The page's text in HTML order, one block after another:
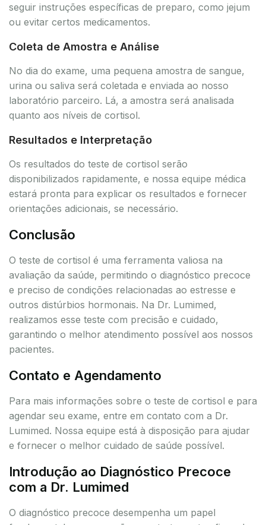
seguir instruções específicas de preparo, como jejum
ou evitar certos medicamentos.
Coleta de Amostra e Análise
No dia do exame, uma pequena amostra de sangue,
urina ou saliva será coletada e enviada ao nosso
laboratório parceiro. Lá, a amostra será analisada
quanto aos níveis de cortisol.
Resultados e Interpretação
Os resultados do teste de cortisol serão
disponibilizados rapidamente, e nossa equipe médica
estará pronta para explicar os resultados e fornecer
orientações adicionais, se necessário.
Conclusão
O teste de cortisol é uma ferramenta valiosa na
avaliação da saúde, permitindo o diagnóstico precoce
e preciso de condições relacionadas ao estresse e
outros distúrbios hormonais. Na Dr. Lumimed,
realizamos esse teste com precisão e cuidado,
garantindo o melhor atendimento possível aos nossos
pacientes.
Contato e Agendamento
Para mais informações sobre o teste de cortisol e para
agendar seu exame, entre em contato com a Dr.
Lumimed. Nossa equipe está à disposição para ajudar
e fornecer o melhor cuidado de saúde possível.
Introdução ao Diagnóstico Precoce
com a Dr. Lumimed
O diagnóstico precoce desempenha um papel